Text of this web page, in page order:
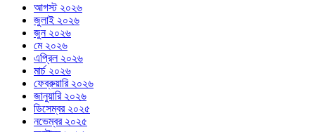
আগস্ট ২০২৬
জুলাই ২০২৬
জুন ২০২৬
মে ২০২৬
এপ্রিল ২০২৬
মার্চ ২০২৬
ফেব্রুয়ারি ২০২৬
জানুয়ারি ২০২৬
ডিসেম্বর ২০২৫
নভেম্বর ২০২৫